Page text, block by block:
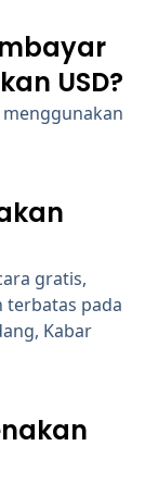
USD?
gratis,
terbatas pada
Kabar